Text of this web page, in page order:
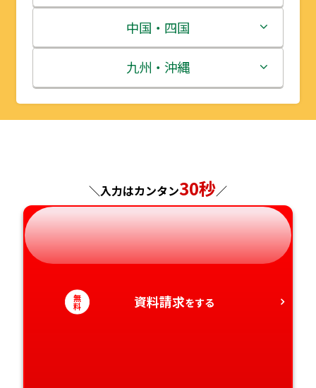
宮城県
秋田県
山形県
群馬県
埼玉県
千葉県
神奈川県
富山県
石川県
福井県
長野県
岐阜県
静岡県
愛知県
三重県
滋賀県
京都府
兵庫県
奈良県
和歌山県
中国・四国
鳥取県
島根県
広島県
山口県
徳島県
香川県
九州・沖縄
福岡県
長崎県
熊本県
大分県
宮崎県
＼入力はカンタン30秒／
無
料 資料請求をする